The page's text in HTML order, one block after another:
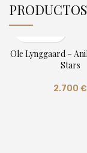
Ole Lynggaard –
Stars
2.700 €